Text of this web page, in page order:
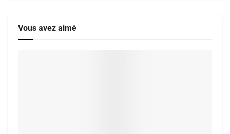
Vous avez aimé